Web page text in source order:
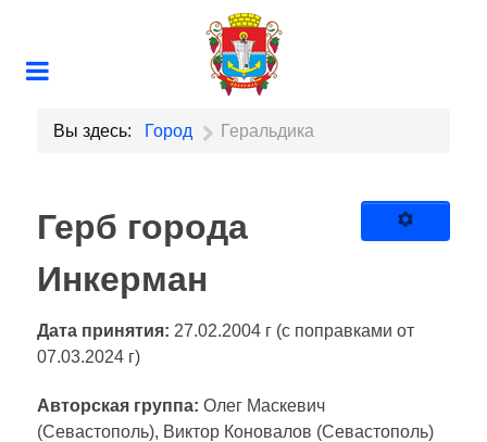
Вы здесь: Город Геральдика
Герб города
Инкерман
Дата принятия: 27.02.2004 г (с поправками от
07.03.2024 г)
Авторская группа: Олег Маскевич
(Севастополь), Виктор Коновалов (Севастополь)